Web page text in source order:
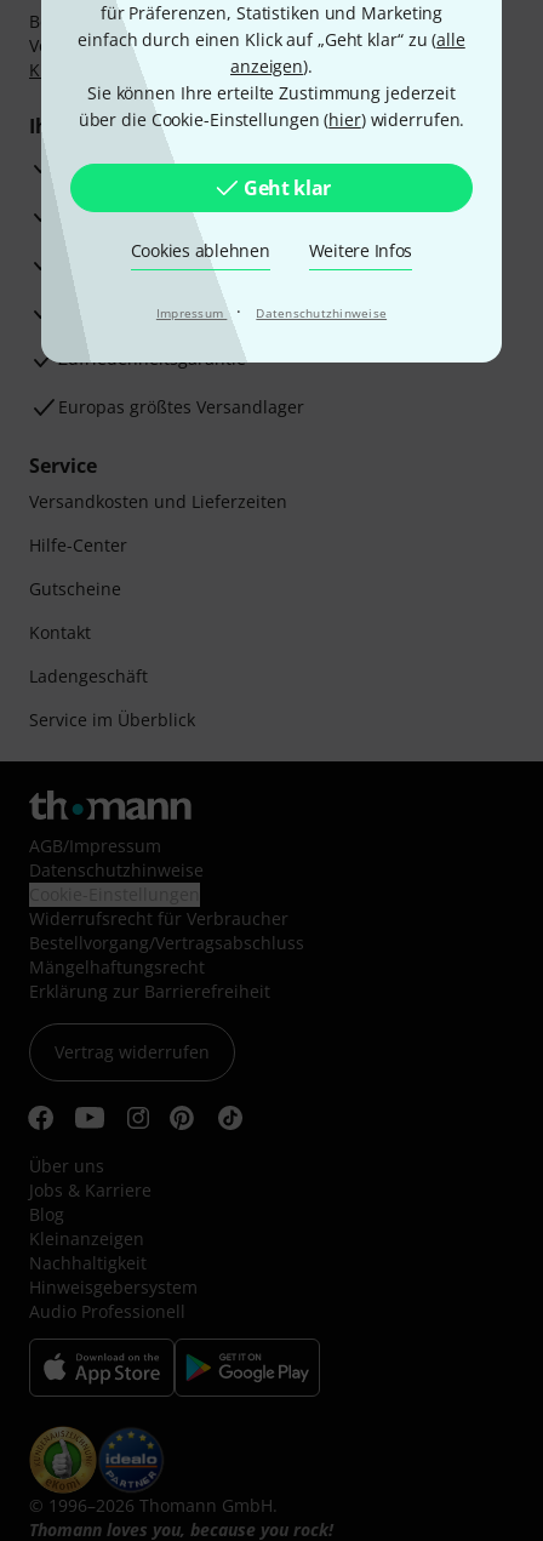
für Präferenzen, Statistiken und Marketing
einfach durch einen Klick auf „Geht klar“ zu (alle
anzeigen).
Sie können Ihre erteilte Zustimmung jederzeit
über die Cookie-Einstellungen (hier) widerrufen.
Geht klar
Cookies ablehnen Weitere Infos
Impressum · Datenschutzhinweise
Bezahlen Sie vertraulich und sicher per Nachnahme,
Vorkasse, PayPal, Amazon Pay,Klarna Sofort bezahlen
Klarna Ratenzahlung
oder Kreditkarte.
Ihre Vorteile
3 Jahre Thomann Garantie
30 Tage Money-Back-Garantie
Reparaturservice
Beratung durch Fachexperten
Zufriedenheitsgarantie
Europas größtes Versandlager
Service
Versandkosten und Lieferzeiten
Hilfe-Center
Gutscheine
Kontakt
Ladengeschäft
Service im Überblick
AGB/Impressum
Datenschutzhinweise
Widerrufsrecht für Verbraucher
Bestellvorgang/Vertragsabschluss
Mängelhaftungsrecht
Erklärung zur Barrierefreiheit
Vertrag widerrufen
Über uns
Jobs & Karriere
Blog
Kleinanzeigen
Nachhaltigkeit
Hinweisgebersystem
Audio Professionell
© 1996–2026 Thomann GmbH.
Thomann loves you, because you rock!